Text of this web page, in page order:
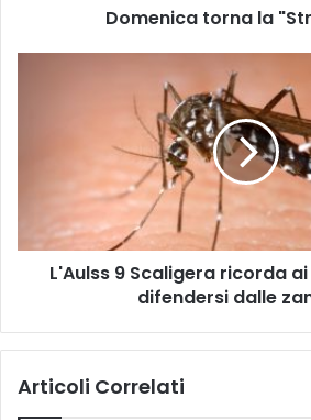
Domenica torna la
cittadini
difendersi
dalle
zanzareL'Aulss 9 Scaligera ricorda
difendersi dalle
Articoli Correlati